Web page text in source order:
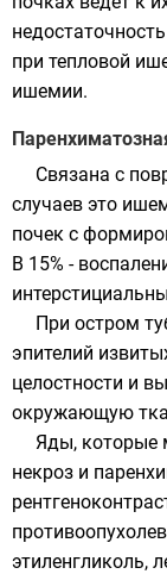
при тепловой
ишемии.
Связана с
случаев это
почек с
В 15% -
При остром
эпителий
целостности и
окружающую
Яды, которые
некроз и
этиленгликоль,